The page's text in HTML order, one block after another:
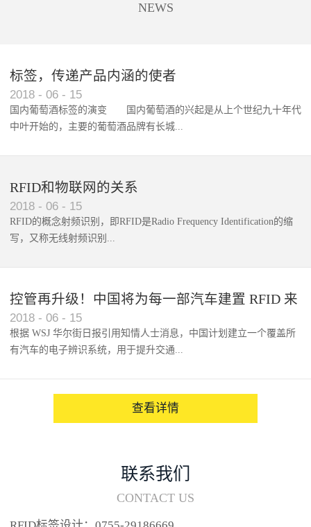
NEWS
标签，传递产品内涵的使者
2018 - 06 - 15
国内葡萄酒标签的演变 国内葡萄酒的兴起是从上个世纪九十年代
中叶开始的，主要的葡萄酒品牌有长城...
RFID和物联网的关系
2018 - 06 - 15
RFID的概念射频识别，即RFID是Radio Frequency Identification的缩
写，又称无线射频识别...
控管再升级！中国将为每一部汽车建置 RFID 来
架构辨识系统
2018 - 06 - 15
根据 WSJ 华尔街日报引用知情人士消息，中国计划建立一个覆盖所
有汽车的电子辨识系统，用于提升交通...
查看详情
联系我们
CONTACT US